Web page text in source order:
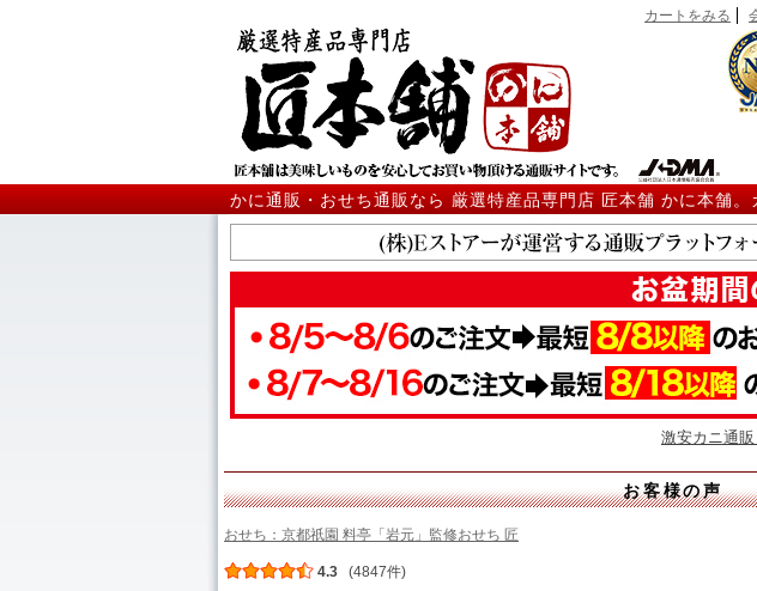
カートをみる
かに通販・おせち通販なら 厳選特産品専門店 匠本舗 かに本舗
激安カニ通
お客様の声
おせち：京都祇園 料亭「岩元」監修おせち 匠
4.3 (4847件)